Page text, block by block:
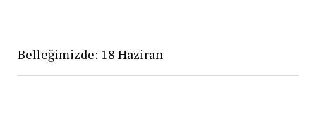
Belleğimizde: 18 Haziran